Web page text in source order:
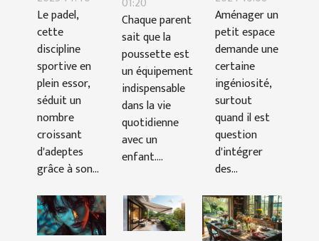
exercices
pratiques
Le padel,
cette
discipline
sportive en
plein essor,
séduit un
nombre
croissant
d'adeptes
grâce à son...
votre
poussette
efficacement
Chaque parent
sait que la
poussette est
un équipement
indispensable
dans la vie
quotidienne
avec un
enfant....
armoire
trois
portes
dans un
petit
espace
Aménager un
petit espace
demande une
certaine
ingéniosité,
surtout
quand il est
question
d'intégrer
des...